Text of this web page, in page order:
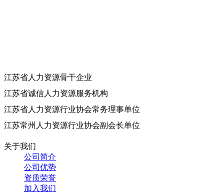
江苏省人力资源骨干企业
江苏省诚信人力资源服务机构
江苏省人力资源行业协会常务理事单位
江苏常州人力资源行业协会副会长单位
关于我们
公司简介
公司优势
资质荣誉
加入我们